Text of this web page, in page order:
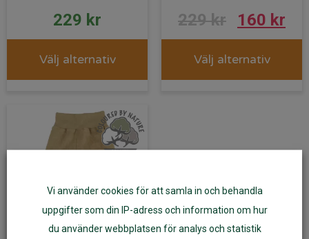
229 kr
Välj alternativ
229kr 160 kr
Välj alternativ
Vi använder cookies för att samla in och behandla
uppgifter som din IP-adress och information om hur
du använder webbplatsen för analys och statistik